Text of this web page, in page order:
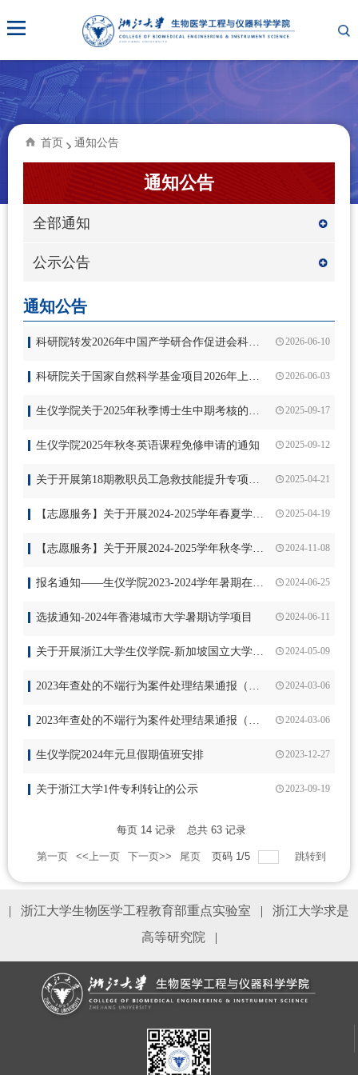
首页 通知公告
通知公告
全部通知
公示公告
通知公告
2026-06-10
科研院转发2026年中国产学研合作促进会科技创新奖申报通知
2026-06-03
2025-09-17
2025-09-12
生仪学院2025年秋冬英语课程免修申请的通知
2025-04-21
2025-04-19
【志愿服务】关于开展2024-2025学年春夏学期星级志愿者评定工作的通知
2024-11-08
【志愿服务】关于开展2024-2025学年秋冬学期星级志愿者评定工作的通知
2024-06-25
报名通知——生仪学院2023-2024学年暑期在线交流项目Topics in Robotics
2024-06-11
选拔通知-2024年香港城市大学暑期访学项目
2024-05-09
关于开展浙江大学生仪学院-新加坡国立大学生医学院暑期交流项目的通知
2024-03-06
2024-03-06
2023-12-27
生仪学院2024年元旦假期值班安排
2023-09-19
关于浙江大学1件专利转让的公示
每页 14 记录 总共 63 记录
第一页 <<上一页 下一页>> 尾页 页码 1 /5 跳转到
| 浙江大学生物医学工程教育部重点实验室 |
浙江大学求是
高等研究院
|